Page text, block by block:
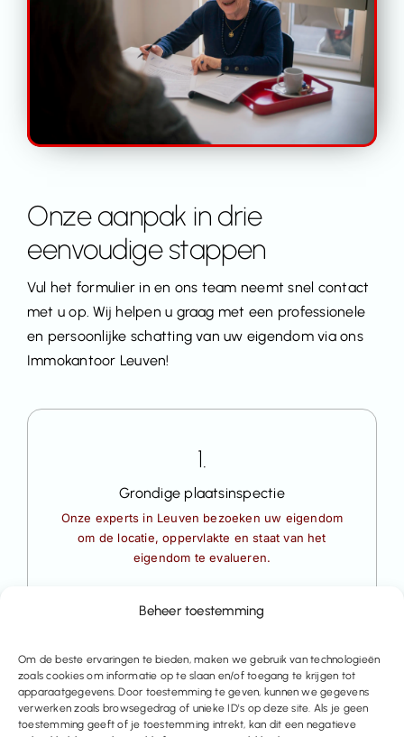
Beheer toestemming
Om de beste ervaringen te bieden, maken we gebruik van technologieën
zoals cookies om informatie op te slaan en/of toegang te krijgen tot
apparaatgegevens. Door toestemming te geven, kunnen we gegevens
verwerken zoals browsegedrag of unieke ID's op deze site. Als je geen
toestemming geeft of je toestemming intrekt, kan dit een negatieve
Onze aanpak in drie
eenvoudige stappen
Vul het formulier in en ons team neemt snel contact
met u op. Wij helpen u graag met een professionele
en persoonlijke schatting van uw eigendom via ons
Immokantoor Leuven!
1.
Grondige plaatsinspectie
Onze experts in Leuven bezoeken uw eigendom
om de locatie, oppervlakte en staat van het
eigendom te evalueren.
2.
Toepassing van schattingsmethodes